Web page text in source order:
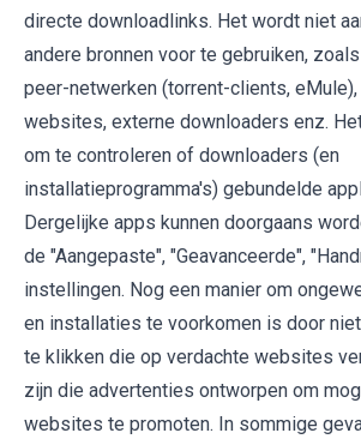
directe downloadlinks. Het wordt niet
andere bronnen voor te gebruiken,
peer-netwerken (torrent-clients,
websites, externe downloaders enz.
om te controleren of downloaders (en
installatieprogramma's) gebundelde
Dergelijke apps kunnen doorgaans
de "Aangepaste", "Geavanceerde",
instellingen. Nog een manier om
en installaties te voorkomen is door
te klikken die op verdachte websites
zijn die advertenties ontworpen om
websites te promoten. In sommige